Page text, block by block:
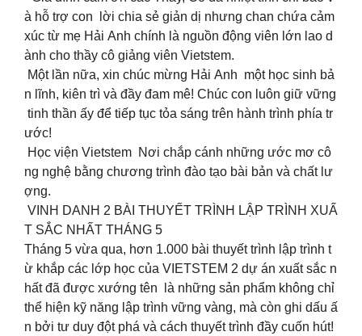
à hỗ trợ con lời chia sẻ giản dị nhưng chan chứa cảm
xúc từ mẹ Hải Anh chính là nguồn động viên lớn lao d
ành cho thầy cô giảng viên Vietstem.
Một lần nữa, xin chúc mừng Hải Anh một học sinh bả
n lĩnh, kiên trì và đầy đam mê! Chúc con luôn giữ vững
tinh thần ấy để tiếp tục tỏa sáng trên hành trình phía tr
ước!
Học viện Vietstem Nơi chắp cánh những ước mơ cô
ng nghệ bằng chương trình đào tạo bài bản và chất lư
ợng.
VINH DANH 2 BÀI THUYẾT TRÌNH LẬP TRÌNH XUẤ
T SẮC NHẤT THÁNG 5
Tháng 5 vừa qua, hơn 1.000 bài thuyết trình lập trình t
ừ khắp các lớp học của VIETSTEM 2 dự án xuất sắc n
hất đã được xướng tên là những sản phẩm không chỉ
thể hiện kỹ năng lập trình vững vàng, mà còn ghi dấu ấ
n bởi tư duy đột phá và cách thuyết trình đầy cuốn hút!